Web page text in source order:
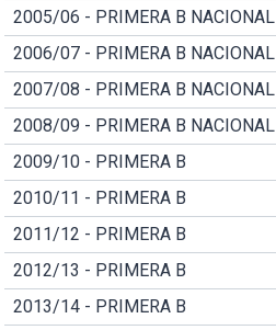
2005/06 - PRIMERA B NACIONAL
2006/07 - PRIMERA B NACIONAL
2007/08 - PRIMERA B NACIONAL
2008/09 - PRIMERA B NACIONAL
2009/10 - PRIMERA B
2010/11 - PRIMERA B
2011/12 - PRIMERA B
2012/13 - PRIMERA B
2013/14 - PRIMERA B